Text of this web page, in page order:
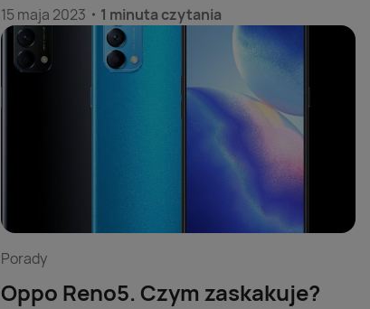
Od pewnego czasu macie możliwość wybierania w
Play ofert pozwalających na naprawę telefonu w
przypadku na przykład zbicia wyświetlacza. Jedną z
takich usług jest Play360, które cieszy się wśród Was
15 maja 2023 1 minuta czytania
Porady
Oppo Reno5. Czym zaskakuje?